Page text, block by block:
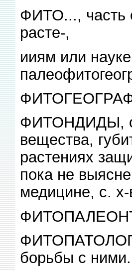
ФИТО..., часть
расте-,
ииям или
ФИТОНДИДЫ,
вещества,
растениях
пока не
медицине, с. х-
борьбы с ними.